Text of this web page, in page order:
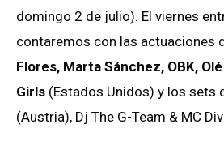
domingo 2 de julio). El viernes
contaremos con las actuaciones
Flores, Marta Sánchez, OBK,
Girls (Estados Unidos) y los sets
(Austria), Dj The G-Team & MC